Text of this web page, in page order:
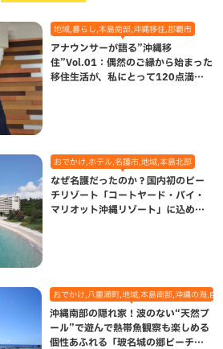
地域,暮らし,本島南部,沖縄移住,那覇市
アナウンサーが語る”沖縄移
住”Vol.01：偶然のご縁から始まった
移住生活が、私にとって120点満点
おでかけ,ホテル,名護市,地域,本島北部
なぜ名護だったのか？国内初のビー
チリゾート「コートヤード・バイ・
マリオット沖縄リゾート」に込めら
おでかけ,八重瀬町,地域,本島南部,沖縄の海,自
沖縄南部の隠れ家！波のない“天然プ
ール”で遊んで熱帯魚観察も楽しめる
個性あふれる「玻名城の郷ビーチ」